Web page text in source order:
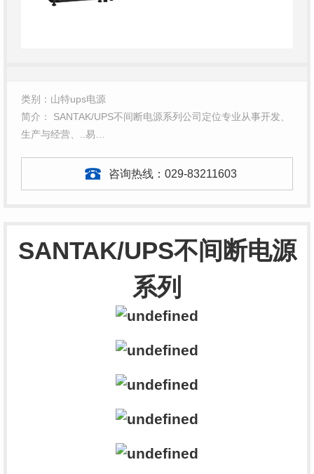
类别：山特ups电源
简介： SANTAK/UPS不间断电源系列公司定位专业从事开发、
生产与经营、..易…
咨询热线： 029-83211603
SANTAK/UPS不间断电源
系列